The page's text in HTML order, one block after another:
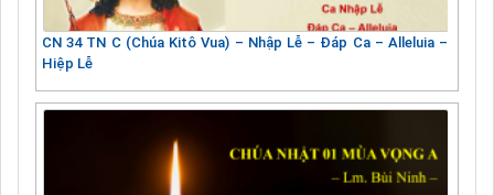
CN 34 TN C (Chúa Kitô Vua) – Nhập Lễ – Đáp Ca – Alleluia –
Hiệp Lễ